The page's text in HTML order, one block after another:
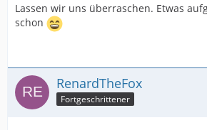
Lassen wir uns überraschen. Etwas
schon
RenardTheFox
Fortgeschrittener